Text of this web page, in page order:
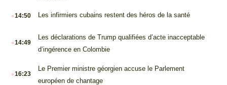
.14:50 Les infirmiers cubains restent des héros de la santé
.14:49
Les déclarations de Trump qualifiées d’acte inacceptable
d’ingérence en Colombie
.16:23
Le Premier ministre géorgien accuse le Parlement
européen de chantage